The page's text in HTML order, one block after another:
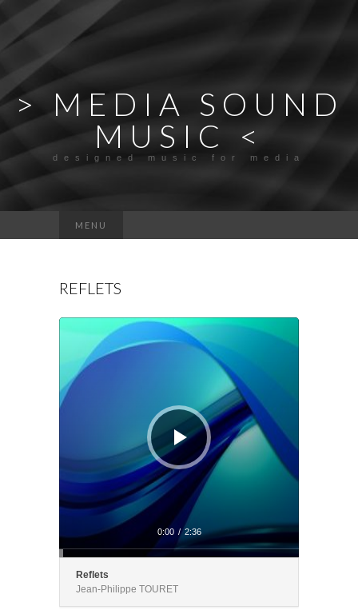
> MEDIA SOUND
MUSIC <
designed music for media
MENU
REFLETS
Lecteur
0:00 / 2:36
Reflets
Jean-Philippe TOURET